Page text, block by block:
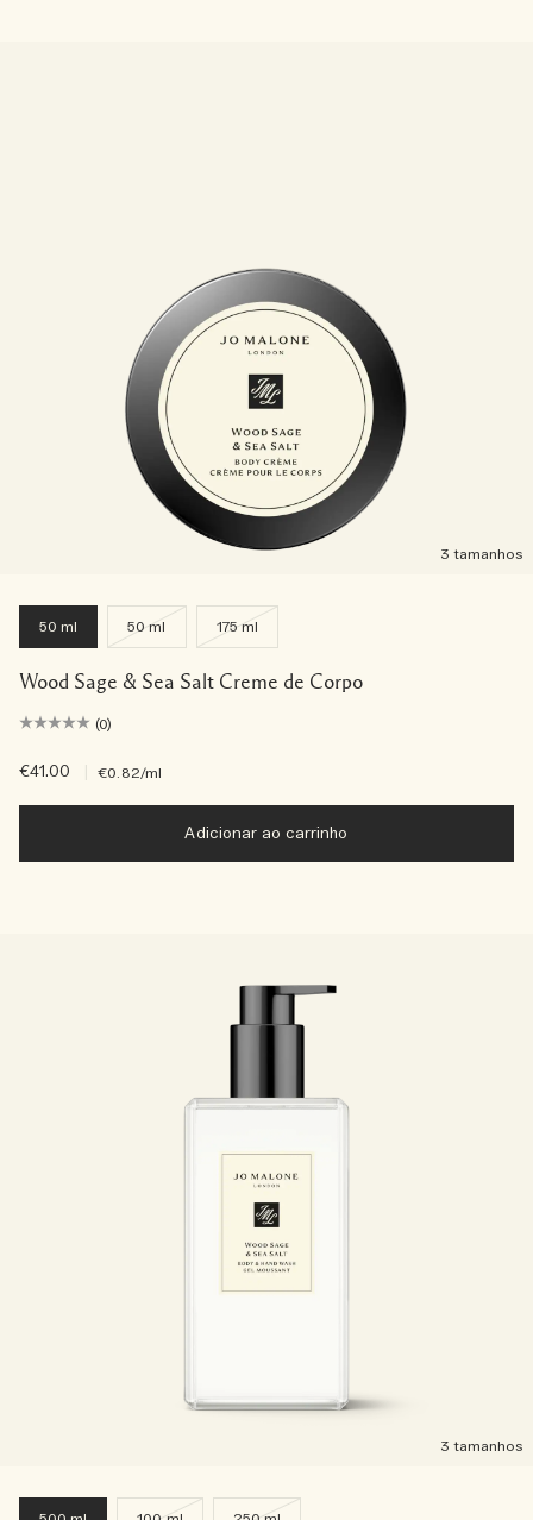
3 tamanhos
50 ml 50 ml 175 ml
Wood Sage & Sea Salt Creme de Corpo
(0)
€41.00 €0.82/ml
Adicionar ao carrinho
3 tamanhos